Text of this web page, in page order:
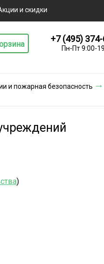
и скидки
+7 (495)
Пн-Пт 9:00-
и пожарная безопасность
)